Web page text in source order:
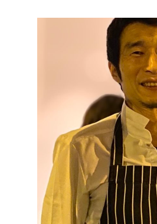
日
本
唯
一
の
二
つ
星
タ
リ
ア
ン
に